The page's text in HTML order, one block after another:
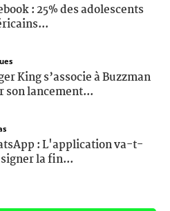
: 25% des adolescents
King s’associe à Buzzman
son lancement...
: L'application va-t-
la fin...